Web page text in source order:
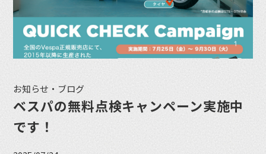
お知らせ・ブログ
ベスパの無料点検キャンペーン実施中
です！